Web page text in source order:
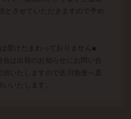
とさせていただきますので予め
受けたまわっておりません■
は出荷のお知らせにお問い合
いたしますので佐川急便へ直
いたします。